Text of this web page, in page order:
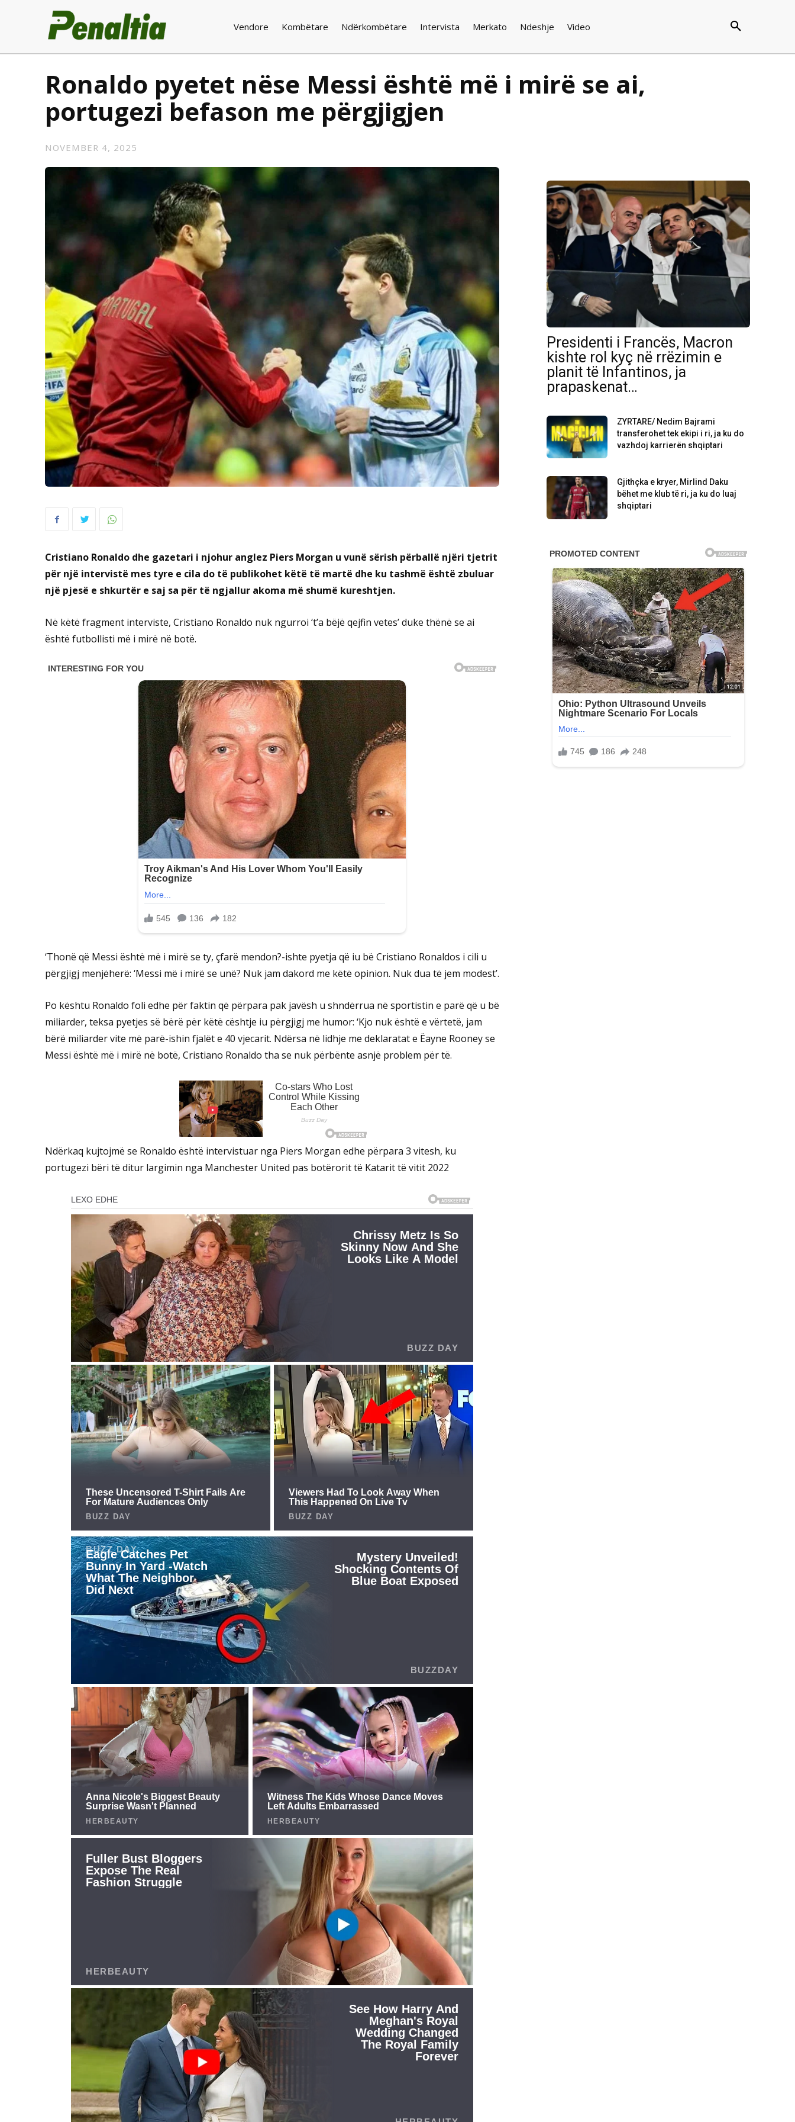
Vendore Kombëtare Ndërkombëtare Intervista Merkato Ndeshje Video
Ronaldo pyetet nëse Messi është më i mirë se ai,
portugezi befason me përgjigjen
NOVEMBER 4, 2025
Cristiano Ronaldo dhe gazetari i njohur anglez Piers Morgan u vunë sërish përballë njëri tjetrit
për një intervistë mes tyre e cila do të publikohet këtë të martë dhe ku tashmë është zbuluar
një pjesë e shkurtër e saj sa për të ngjallur akoma më shumë kureshtjen.
Në këtë fragment interviste, Cristiano Ronaldo nuk ngurroi ‘t’a bëjë qejfin vetes’ duke thënë se ai
është futbollisti më i mirë në botë.
‘Thonë që Messi është më i mirë se ty, çfarë mendon?-ishte pyetja që iu bë Cristiano Ronaldos i cili u
përgjigj menjëherë: ‘Messi më i mirë se unë? Nuk jam dakord me këtë opinion. Nuk dua të jem modest’.
Po kështu Ronaldo foli edhe për faktin që përpara pak javësh u shndërrua në sportistin e parë që u bë
miliarder, teksa pyetjes së bërë për këtë cështje iu përgjigj me humor: ‘Kjo nuk është e vërtetë, jam
bërë miliarder vite më parë-ishin fjalët e 40 vjecarit. Ndërsa në lidhje me deklaratat e Ëayne Rooney se
Messi është më i mirë në botë, Cristiano Ronaldo tha se nuk përbënte asnjë problem për të.
Ndërkaq kujtojmë se Ronaldo është intervistuar nga Piers Morgan edhe përpara 3 vitesh, ku
portugezi bëri të ditur largimin nga Manchester United pas botërorit të Katarit të vitit 2022
Presidenti i Francës, Macron
kishte rol kyç në rrëzimin e
planit të Infantinos, ja
prapaskenat…
ZYRTARE/ Nedim Bajrami
transferohet tek ekipi i ri, ja ku do
vazhdoj karrierën shqiptari
Gjithçka e kryer, Mirlind Daku
bëhet me klub të ri, ja ku do luaj
shqiptari